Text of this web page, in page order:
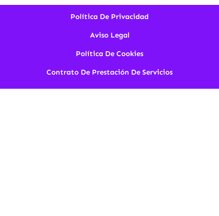
Política De Privacidad
Aviso Legal
Política De Cookies
Contrato De Prestación De Servicios